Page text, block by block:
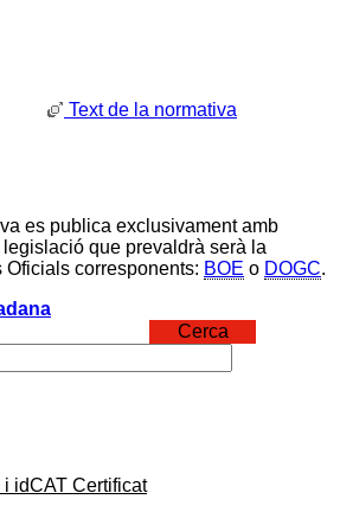
Text de la normativa
es publica exclusivament amb
que prevaldrà serà la
corresponents: BOE o DOGC.
Cerca
i idCAT Certificat